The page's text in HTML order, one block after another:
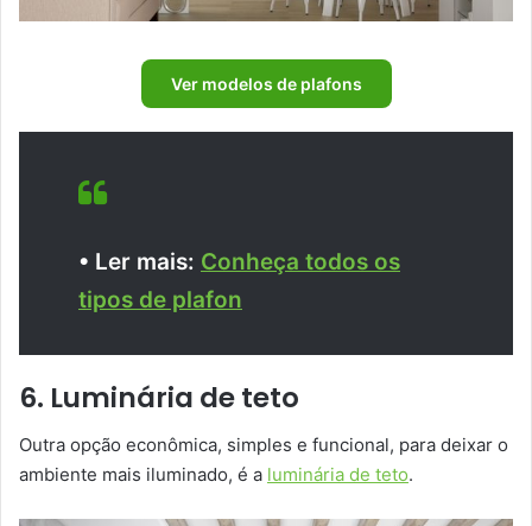
Ver modelos de plafons
• Ler mais: Conheça todos os
tipos de plafon
6. Luminária de teto
Outra opção econômica, simples e funcional, para deixar o
ambiente mais iluminado, é a luminária de teto.